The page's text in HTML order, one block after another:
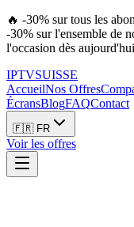
🔥 -30% sur tous les
-30% sur l'ensemble de
l'occasion dès
IPTVSUISSE
AccueilNos Offres
ÉcransBlogFAQContact
🇫🇷 FR
Voir les offres